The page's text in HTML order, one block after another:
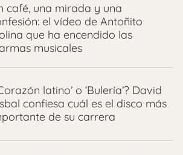
café, una mirada y una
el vídeo de Antoñito
que ha encendido las
musicales
latino’ o ‘Bulería’? David
confiesa cuál es el disco más
de su carrera